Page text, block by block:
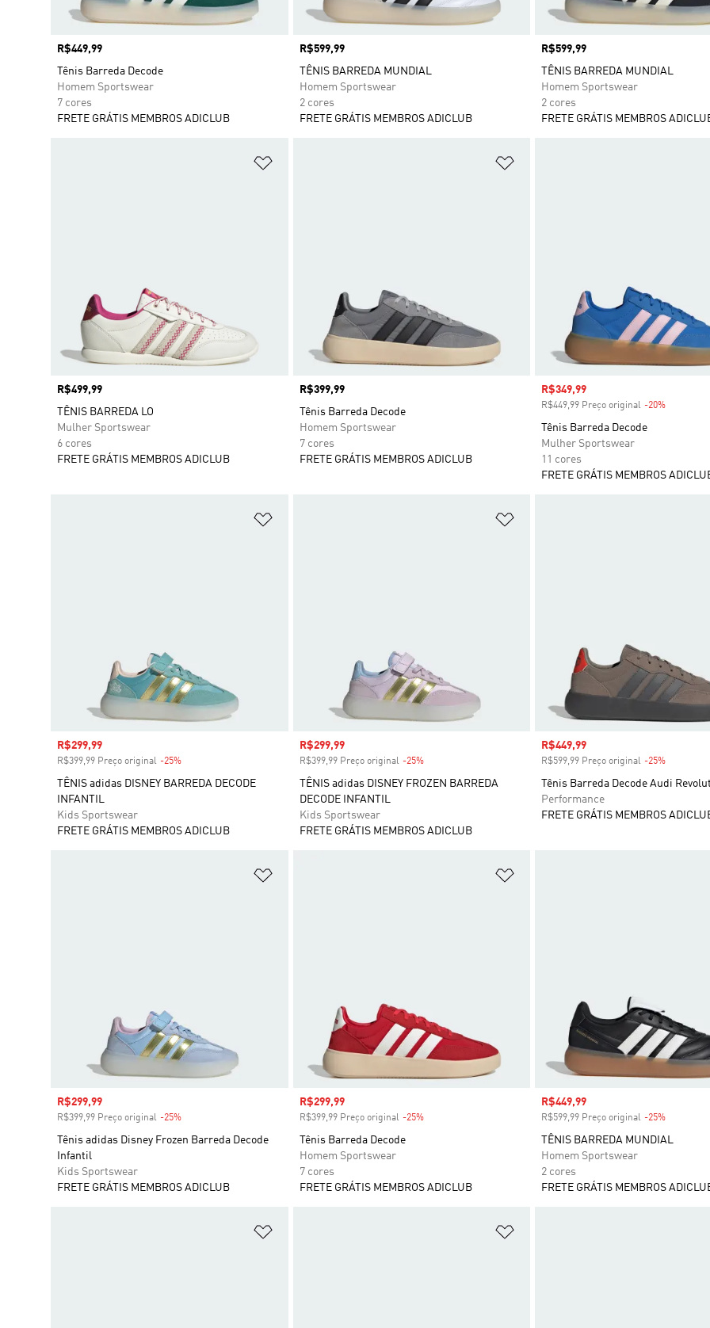
Preço
R$449,99
Tênis Barreda Decode
Homem Sportswear
7 cores
FRETE GRÁTIS MEMBROS ADICLUB
Preço
R$599,99
TÊNIS BARREDA MUNDIAL
Homem Sportswear
2 cores
FRETE GRÁTIS MEMBROS ADICLUB
Preço
R$599,99
TÊNIS BARREDA MUNDIAL
Homem Sportswear
2 cores
FRETE GRÁTIS MEMBROS
Preço
R$499,99
TÊNIS BARREDA LO
Mulher Sportswear
6 cores
FRETE GRÁTIS MEMBROS ADICLUB
Preço
R$399,99
Tênis Barreda Decode
Homem Sportswear
7 cores
FRETE GRÁTIS MEMBROS ADICLUB
Preço com desconto
R$349,99
R$449,99 Preço original -20%
Tênis Barreda Decode
Mulher Sportswear
11 cores
FRETE GRÁTIS MEMBROS
Preço com desconto
R$299,99
R$399,99 Preço original -25%
TÊNIS adidas DISNEY BARREDA DECODE
INFANTIL
Kids Sportswear
FRETE GRÁTIS MEMBROS ADICLUB
Preço com desconto
R$299,99
R$399,99 Preço original -25%Desconto
TÊNIS adidas DISNEY FROZEN BARREDA
DECODE INFANTIL
Kids Sportswear
FRETE GRÁTIS MEMBROS ADICLUB
Preço com desconto
R$449,99
R$599,99 Preço original -25%
Tênis Barreda Decode Audi
Performance
FRETE GRÁTIS MEMBROS
Preço com desconto
R$299,99
R$399,99 Preço original -25%
Tênis adidas Disney Frozen Barreda Decode
Infantil
Kids Sportswear
FRETE GRÁTIS MEMBROS ADICLUB
Preço com desconto
R$299,99
R$399,99 Preço original -25%Desconto
Tênis Barreda Decode
Homem Sportswear
7 cores
FRETE GRÁTIS MEMBROS ADICLUB
Preço com desconto
R$449,99
R$599,99 Preço original -25%
TÊNIS BARREDA MUNDIAL
Homem Sportswear
2 cores
FRETE GRÁTIS MEMBROS